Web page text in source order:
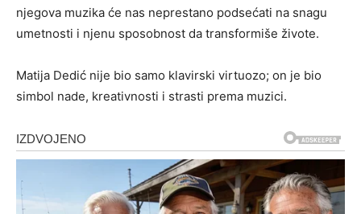
njegova muzika će nas neprestano podsećati na snagu
umetnosti i njenu sposobnost da transformiše živote.
Matija Dedić nije bio samo klavirski virtuozo; on je bio
simbol nade, kreativnosti i strasti prema muzici.